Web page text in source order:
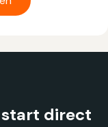
start direct